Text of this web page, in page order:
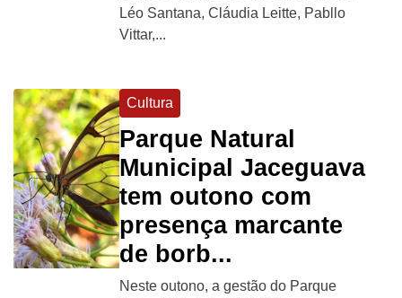
Léo Santana, Cláudia Leitte, Pabllo
Vittar,...
Cultura
Parque Natural
Municipal Jaceguava
tem outono com
presença marcante
de borb...
Neste outono, a gestão do Parque